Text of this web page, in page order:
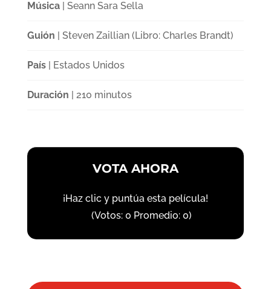
Música| Seann Sara Sella
Guión | Steven Zaillian (Libro: Charles Brandt)
País| Estados Unidos
Duración | 210 minutos
VOTA AHORA
¡Haz clic y puntúa esta película!
(Votos: 0 Promedio: 0)